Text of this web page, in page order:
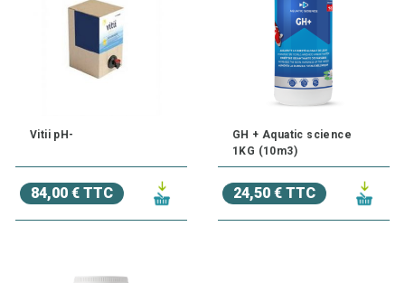
Vitii pH-
84,00 € TTC
GH + Aquatic science
1KG (10m3)
24,50 € TTC